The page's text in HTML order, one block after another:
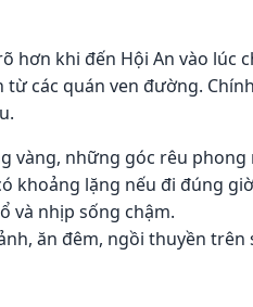
khi đến Hội An vào
các quán ven đường.
vàng, những góc rêu phong
khoảng lặng nếu đi đúng
và nhịp sống chậm.
ăn đêm, ngồi thuyền trên